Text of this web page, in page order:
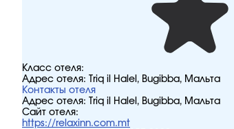
Класс отеля:
Адрес отеля:
Triq il Halel, Bugibba, Мальта
Контакты отеля
Адрес отеля:
Triq il Halel, Bugibba, Мальта
Сайт отеля:
https://relaxinn.com.mt